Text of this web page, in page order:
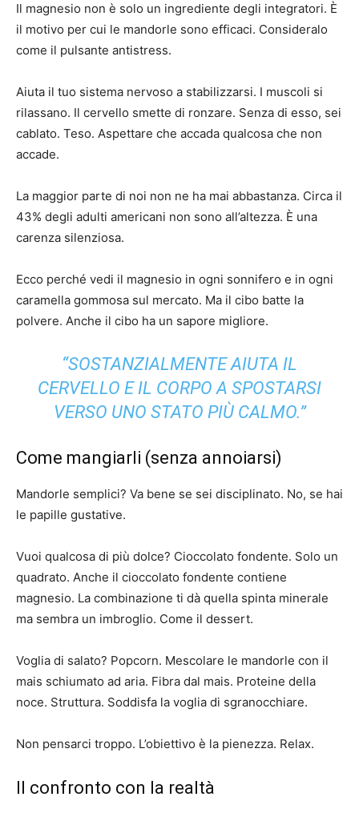
Il magnesio non è solo un ingrediente degli integratori. È
il motivo per cui le mandorle sono efficaci. Consideralo
come il pulsante antistress.
Aiuta il tuo sistema nervoso a stabilizzarsi. I muscoli si
rilassano. Il cervello smette di ronzare. Senza di esso, sei
cablato. Teso. Aspettare che accada qualcosa che non
accade.
La maggior parte di noi non ne ha mai abbastanza. Circa il
43% degli adulti americani non sono all’altezza. È una
carenza silenziosa.
Ecco perché vedi il magnesio in ogni sonnifero e in ogni
caramella gommosa sul mercato. Ma il cibo batte la
polvere. Anche il cibo ha un sapore migliore.
“SOSTANZIALMENTE AIUTA IL
CERVELLO E IL CORPO A SPOSTARSI
VERSO UNO STATO PIÙ CALMO.”
Come mangiarli (senza annoiarsi)
Mandorle semplici? Va bene se sei disciplinato. No, se hai
le papille gustative.
Vuoi qualcosa di più dolce? Cioccolato fondente. Solo un
quadrato. Anche il cioccolato fondente contiene
magnesio. La combinazione ti dà quella spinta minerale
ma sembra un imbroglio. Come il dessert.
Voglia di salato? Popcorn. Mescolare le mandorle con il
mais schiumato ad aria. Fibra dal mais. Proteine ​​della
noce. Struttura. Soddisfa la voglia di sgranocchiare.
Non pensarci troppo. L’obiettivo è la pienezza. Relax.
Il confronto con la realtà